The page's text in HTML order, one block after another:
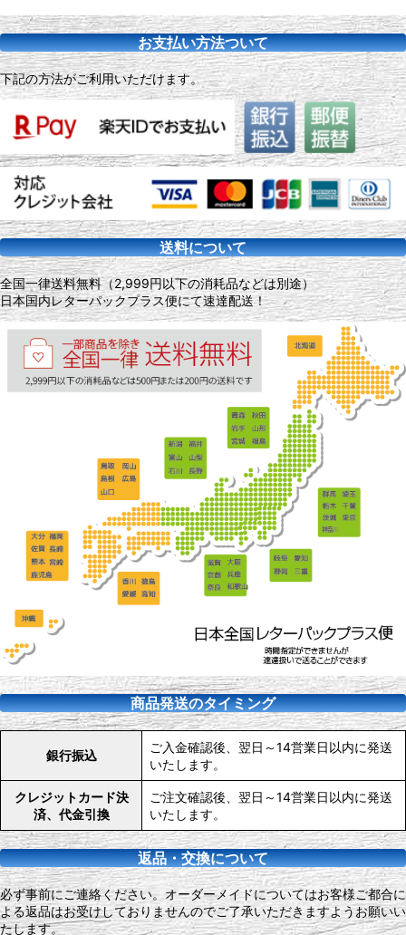
お支払い方法ついて
下記の方法がご利用いただけます。
送料について
全国一律送料無料（2,999円以下の消耗品などは別途）
日本国内レターパックプラス便にて速達配送！
商品発送のタイミング
銀行振込
ご入金確認後、翌日～14営業日以内に発送
いたします。
クレジットカード決
済、代金引換
ご注文確認後、翌日～14営業日以内に発送
いたします。
返品・交換について
必ず事前にご連絡ください。オーダーメイドについてはお客様ご都合に
よる返品はお受けしておりませんのでご了承いただきますようお願いい
たします。